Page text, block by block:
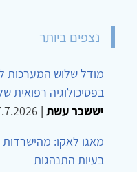
נצפים ביותר
מודל שלוש המערכות
בפסיכולוגיה רפואית
יששכר עשת |
מאגו לאקו:
בעיות התנהגות